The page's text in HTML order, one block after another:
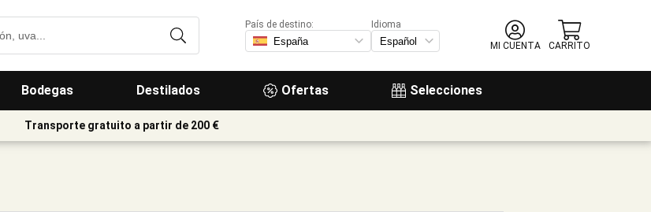
Bodegas Destilados Ofertas Selecciones
País de destino:
Idioma
MI CUENTA
CARRITO
Transporte gratuito a partir de 200 €